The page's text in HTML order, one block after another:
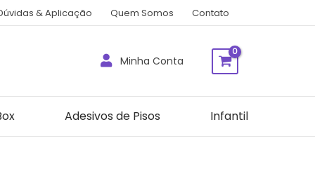
& Aplicação Quem Somos Contato
Minha Conta
Adesivos de Pisos Infantil